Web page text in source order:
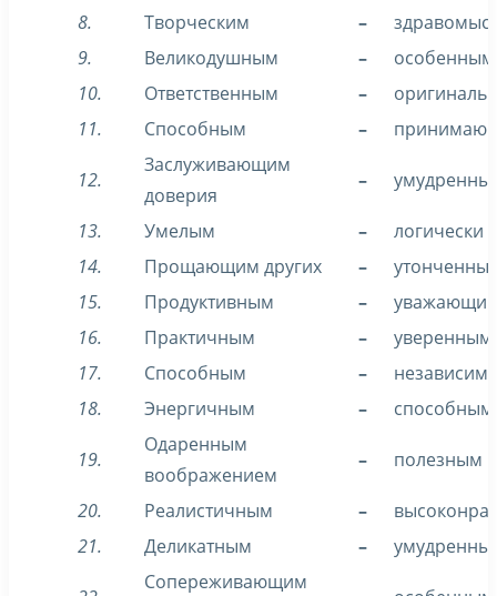
8.
Творческим –
9.
Великодушным –
особенным
10.
Ответственным –
11.
Способным –
12.
Заслуживающим
доверия
–
13. Умелым –
14.
Прощающим других –
15.
Продуктивным –
16.
Практичным –
уверенным
17.
Способным –
18.
Энергичным – способным
19.
Одаренным
воображением
– полезным
20. Реалистичным –
21.
Деликатным –
Сопереживающим